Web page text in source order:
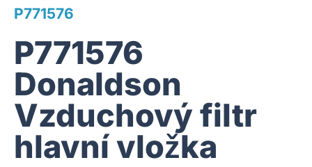
P771576
P771576
Donaldson
Vzduchový filtr
hlavní vložka